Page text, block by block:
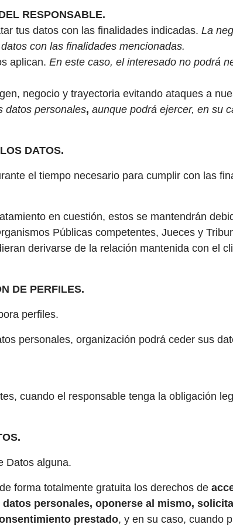
RESPONSABLE.
tus datos con las finalidades indicadas. La
con las finalidades mencionadas.
aplican. En este caso, el interesado no podrá
negocio y trayectoria evitando ataques a
datos personales, aunque podrá ejercer, en su
DATOS.
el tiempo necesario para cumplir con las
en cuestión, estos se mantendrán
Públicas competentes, Jueces y
derivarse de la relación mantenida con el
DE PERFILES.
perfiles.
personales, organización podrá ceder sus
cuando el responsable tenga la obligación
Datos alguna.
forma totalmente gratuita los derechos de
personales, oponerse al mismo,
prestado, y en su caso, cuando